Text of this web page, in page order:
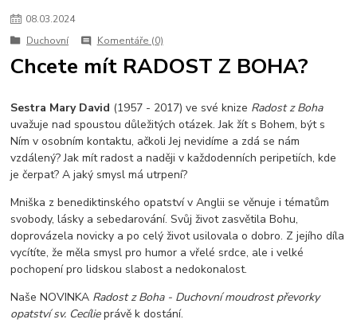
08.03.2024
Duchovní
Komentáře (0)
Chcete mít RADOST Z BOHA?
Sestra Mary David (1957 - 2017) ve své knize Radost z Boha
uvažuje nad spoustou důležitých otázek. Jak žít s Bohem, být s
Ním v osobním kontaktu, ačkoli Jej nevidíme a zdá se nám
vzdálený? Jak mít radost a naději v každodenních peripetiích, kde
je čerpat? A jaký smysl má utrpení?
Mniška z benediktinského opatství v Anglii se věnuje i tématům
svobody, lásky a sebedarování. Svůj život zasvětila Bohu,
doprovázela novicky a po celý život usilovala o dobro. Z jejího díla
vycítíte, že měla smysl pro humor a vřelé srdce, ale i velké
pochopení pro lidskou slabost a nedokonalost.
Naše NOVINKA Radost z Boha - Duchovní moudrost převorky
opatství sv. Cecílieprávě k dostání.